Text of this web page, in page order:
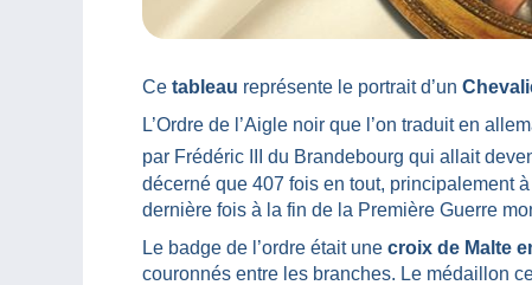
Ce tableau représente le portrait d’un
L’Ordre de l’Aigle noir que l’on traduit en
par Frédéric III du Brandebourg qui allait
décerné que 407 fois en tout, principalement
dernière fois à la fin de la Première Guerre
Le badge de l’ordre était une croix de Malte
couronnés entre les branches. Le médaillon